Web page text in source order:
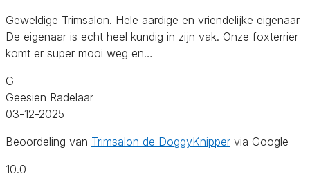
Geweldige Trimsalon. Hele aardige en vriendelijke eigenaar
De eigenaar is echt heel kundig in zijn vak. Onze foxterriër
komt er super mooi weg en…
G
Geesien Radelaar
03-12-2025
Beoordeling van Trimsalon de DoggyKnipper via Google
10.0